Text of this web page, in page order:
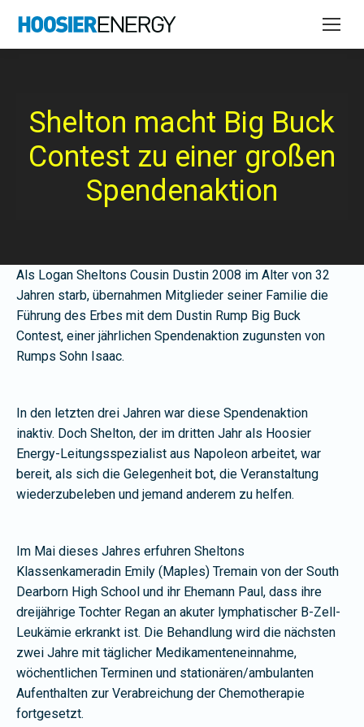
Shelton macht Big Buck
Contest zu einer großen
Spendenaktion
Als Logan Sheltons Cousin Dustin 2008 im Alter von 32
Jahren starb, übernahmen Mitglieder seiner Familie die
Führung des Erbes mit dem Dustin Rump Big Buck
Contest, einer jährlichen Spendenaktion zugunsten von
Rumps Sohn Isaac.
In den letzten drei Jahren war diese Spendenaktion
inaktiv. Doch Shelton, der im dritten Jahr als Hoosier
Energy-Leitungsspezialist aus Napoleon arbeitet, war
bereit, als sich die Gelegenheit bot, die Veranstaltung
wiederzubeleben und jemand anderem zu helfen.
Im Mai dieses Jahres erfuhren Sheltons
Klassenkameradin Emily (Maples) Tremain von der South
Dearborn High School und ihr Ehemann Paul, dass ihre
dreijährige Tochter Regan an akuter lymphatischer B-Zell-
Leukämie erkrankt ist. Die Behandlung wird die nächsten
zwei Jahre mit täglicher Medikamenteneinnahme,
wöchentlichen Terminen und stationären/ambulanten
Aufenthalten zur Verabreichung der Chemotherapie
fortgesetzt.